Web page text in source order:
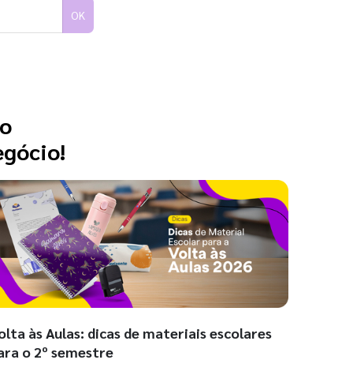
OK
às Aulas: dicas de materiais escolares
o 2º semestre